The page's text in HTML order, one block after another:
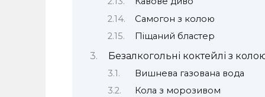
Самогон з колою
Піщаний бластер
Безалкогольні коктейлі з
Вишнева газована вода
Кола з морозивом